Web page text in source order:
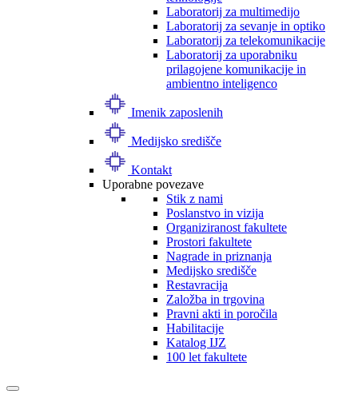
Laboratorij za multimedijo
Laboratorij za sevanje in optiko
Laboratorij za telekomunikacije
Laboratorij za uporabniku
prilagojene komunikacije in
ambientno inteligenco
Imenik zaposlenih
Medijsko središče
Kontakt
Uporabne povezave
Stik z nami
Poslanstvo in vizija
Organiziranost fakultete
Prostori fakultete
Nagrade in priznanja
Medijsko središče
Restavracija
Založba in trgovina
Pravni akti in poročila
Habilitacije
Katalog IJZ
100 let fakultete